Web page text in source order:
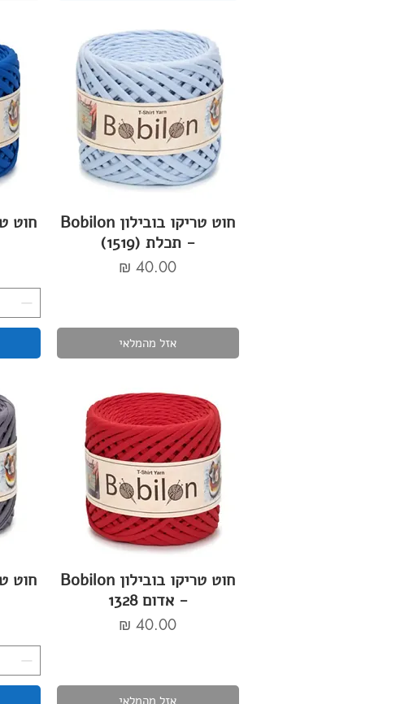
חוט טריקו בובילון Bobilon
- תכלת (1519)
מחיר
אזל מהמלאי
חוט טריקו בובילון Bobilon
- אדום 1328
מחיר
אזל מהמלאי